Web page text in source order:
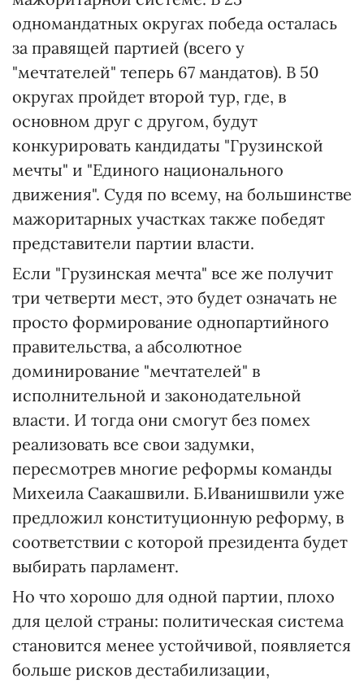
одномандатных округах победа осталась
за правящей партией (всего у
"мечтателей" теперь 67 мандатов). В 50
округах пройдет второй тур, где, в
основном друг с другом, будут
конкурировать кандидаты "Грузинской
мечты" и "Единого национального
движения". Судя по всему, на большинстве
мажоритарных участках также победят
представители партии власти.
Если "Грузинская мечта" все же получит
три четверти мест, это будет означать не
просто формирование однопартийного
правительства, а абсолютное
доминирование "мечтателей" в
исполнительной и законодательной
власти. И тогда они смогут без помех
реализовать все свои задумки,
пересмотрев многие реформы команды
Михеила Саакашвили. Б.Иванишвили уже
предложил конституционную реформу, в
соответствии с которой президента будет
выбирать парламент.
Но что хорошо для одной партии, плохо
для целой страны: политическая система
становится менее устойчивой, появляется
больше рисков дестабилизации,